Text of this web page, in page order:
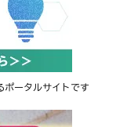
ポータルサイトです